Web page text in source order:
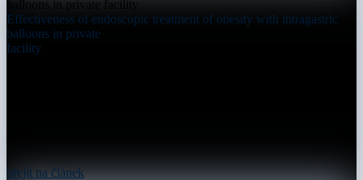
Effectiveness of endoscopic treatment of obesity with intragastric
balloons in private
facility
přejít na článek